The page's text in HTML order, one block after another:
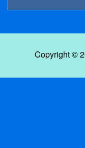
Copyright ©